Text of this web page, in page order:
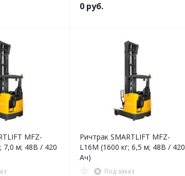
0 руб.
MFZ-
7,0 м; 48В / 420
Ричтрак SMARTLIFT MFZ-
L16M (1600 кг; 6,5 м; 48В / 420
Ач)
Под заказ